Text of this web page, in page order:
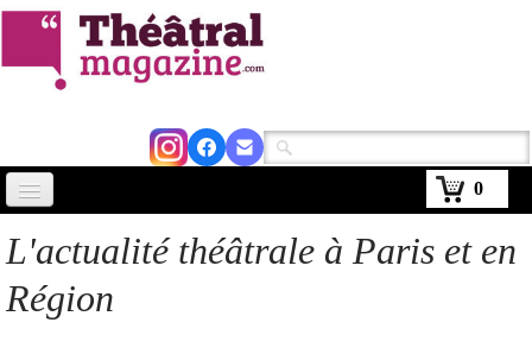
0
Avignon 2026
L'actualité théâtrale à Paris et en
Région